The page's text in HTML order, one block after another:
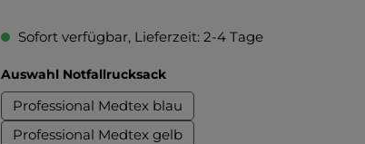
Sofort verfügbar, Lieferzeit: 2-4 Tage
Auswahl Notfallrucksackauswählen
Professional Medtex blau
Professional Medtex gelb